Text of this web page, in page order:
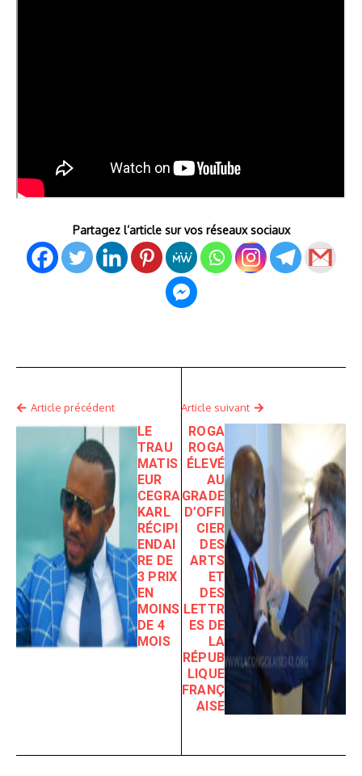
Partagez l’article sur vos réseaux sociaux
Article précédent
LE
TRAU
MATIS
EUR
CEGRA
KARL
RÉCIPI
ENDAI
RE DE
3 PRIX
EN
MOINS
DE 4
MOIS
Article suivant
ROGA
ROGA
ÉLEVÉ
AU
GRADE
D’OFFI
CIER
DES
ARTS
ET
DES
LETTR
ES DE
LA
RÉPUB
LIQUE
FRANÇ
AISE